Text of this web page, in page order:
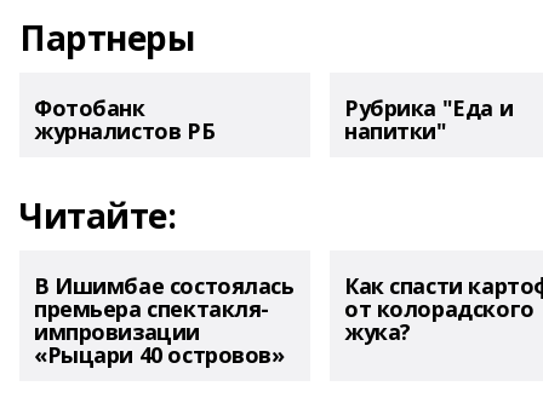
Партнеры
Фотобанк
журналистов РБ
Рубрика "Еда и
напитки"
Читайте:
В Ишимбае состоялась
премьера спектакля-
импровизации
«Рыцари 40 островов»
Как спасти
от колорадского
жука?